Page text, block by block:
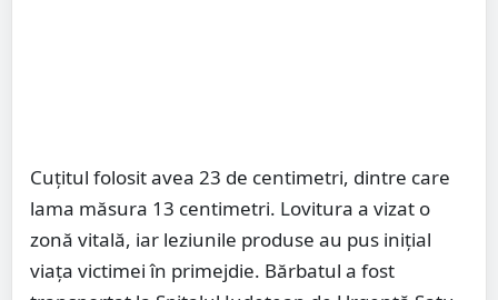
Cuțitul folosit avea 23 de centimetri, dintre care
lama măsura 13 centimetri. Lovitura a vizat o
zonă vitală, iar leziunile produse au pus inițial
viața victimei în primejdie. Bărbatul a fost